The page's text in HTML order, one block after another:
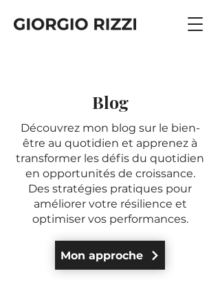
Blog
Découvrez mon blog sur le bien-
être au quotidien et apprenez à
transformer les défis du quotidien
en opportunités de croissance.
Des stratégies pratiques pour
améliorer votre résilience et
optimiser vos performances.
Mon approche